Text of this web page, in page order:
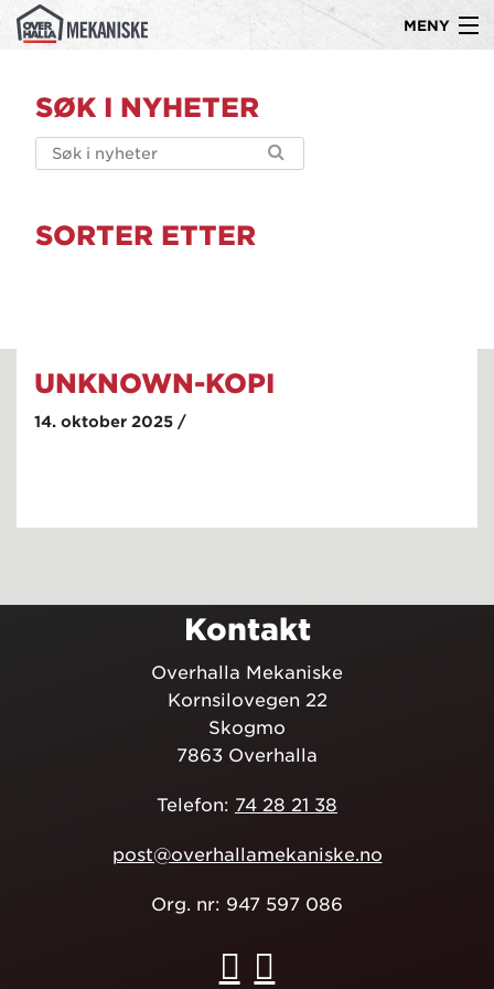
MENY
Produkter
Kompetanse
innholdet
SØK I NYHETER
SORTER ETTER
UNKNOWN-KOPI
14. oktober 2025 /
Kontakt
Overhalla Mekaniske
Kornsilovegen 22
Skogmo
7863 Overhalla
Telefon: 74 28 21 38
post@overhallamekaniske.no
Org. nr: 947 597 086